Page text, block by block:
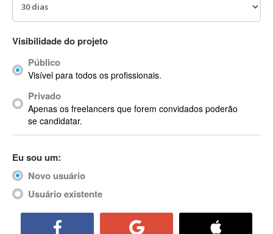
ACDSee
ACID Pro
ACPI
Acrobat X
ACT
Actian
Actimize
ActionScript 3
Active Directory
ActiveCollab
ActiveX
ActiveX Data Objects (ADO)
Visibilidade do projeto
Público
Visível para todos os profissionais.
Privado
Apenas os freelancers que forem convidados poderão
se candidatar.
Eu sou um:
Novo usuário
Usuário existente